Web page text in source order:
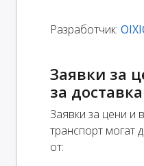
Разработчик:
Заявки за
за доставка
Заявки за цени и
транспорт могат
от: